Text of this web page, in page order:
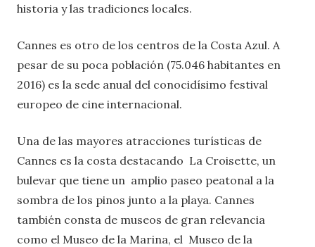
historia y las tradiciones locales.
Cannes es otro de los centros de la Costa Azul. A
pesar de su poca población (75.046 habitantes en
2016) es la sede anual del conocidísimo festival
europeo de cine internacional.
Una de las mayores atracciones turísticas de
Cannes es la costa destacando La Croisette, un
bulevar que tiene un amplio paseo peatonal a la
sombra de los pinos junto a la playa. Cannes
también consta de museos de gran relevancia
como el Museo de la Marina, el Museo de la